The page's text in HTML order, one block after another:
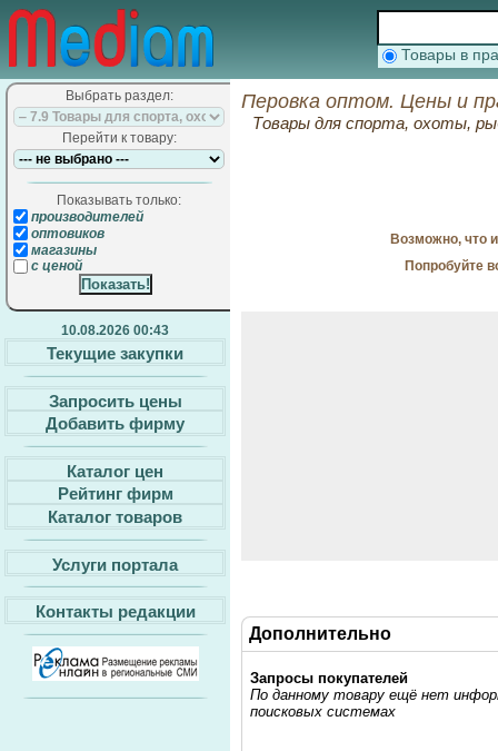
Товары в
Выбрать раздел:
Перейти к товару:
Показывать только:
производителей
оптовиков
магазины
с ценой
10.08.2026 00:43
Текущие закупки
Запросить цены
Добавить фирму
Каталог цен
Рейтинг фирм
Каталог товаров
Услуги портала
Контакты редакции
Перовка оптом. Цены и
Товары для спорта, охоты,
Возможно, что
Попробуйте
Дополнительно
Запросы покупателей
По данному товару ещё нет
поисковых системах